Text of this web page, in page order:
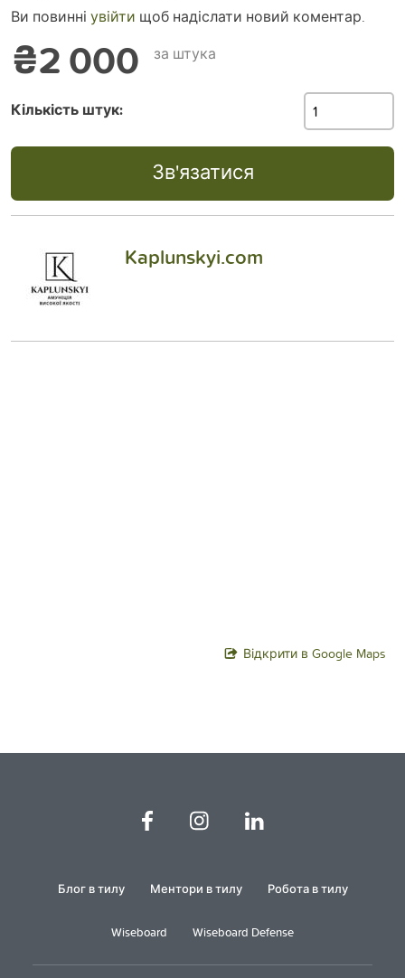
Ви повинні увійти щоб надіслати новий коментар.
₴2 000 за штука
Кількість штук:
Зв'язатися
Kaplunskyi.com
Відкрити в Google Maps
Блог в тилу Ментори в тилу Робота в тилу
Wiseboard Wiseboard Defense